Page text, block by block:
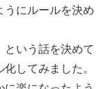
うにルールを決め
いう話を決めて
してみました。